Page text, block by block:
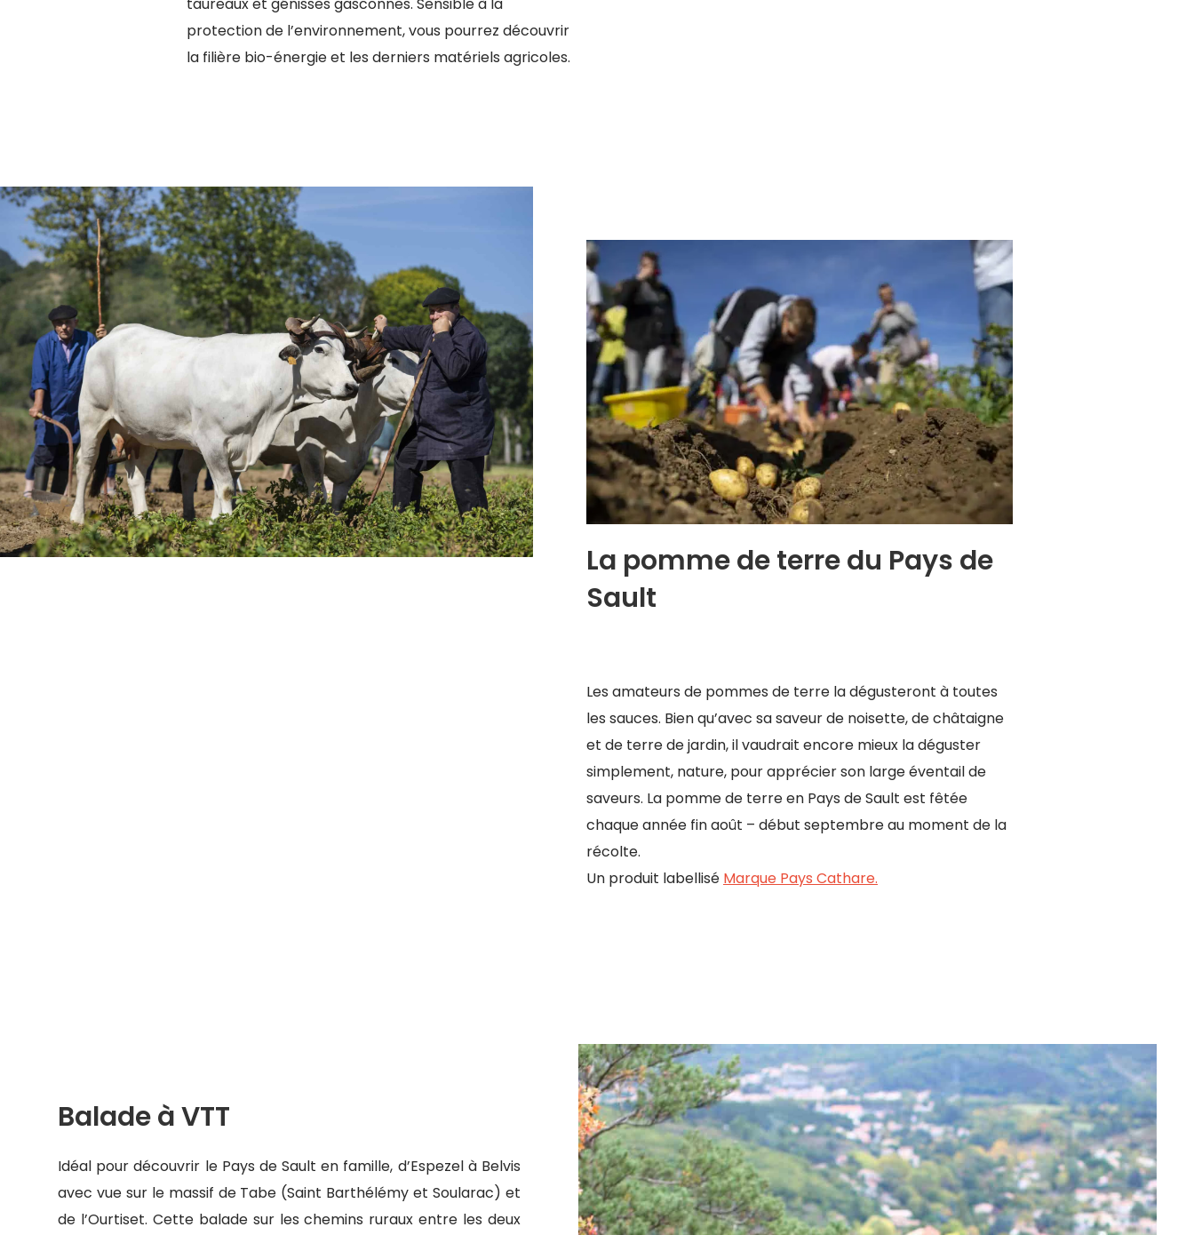
protection de l’environnement, vous pourrez découvrir
la filière bio-énergie et les derniers matériels agricoles.
La pomme de terre du Pays de
Sault
Les amateurs de pommes de terre la dégusteront à toutes
les sauces. Bien qu’avec sa saveur de noisette, de châtaigne
et de terre de jardin, il vaudrait encore mieux la déguster
simplement, nature, pour apprécier son large éventail de
saveurs. La pomme de terre en Pays de Sault est fêtée
chaque année fin août – début septembre au moment de la
récolte.
Un produit labellisé Marque Pays Cathare.
Balade à VTT
Idéal pour découvrir le Pays de Sault en famille, d’Espezel à Belvis
avec vue sur le massif de Tabe (Saint Barthélémy et Soularac) et
de l’Ourtiset. Cette balade sur les chemins ruraux entre les deux